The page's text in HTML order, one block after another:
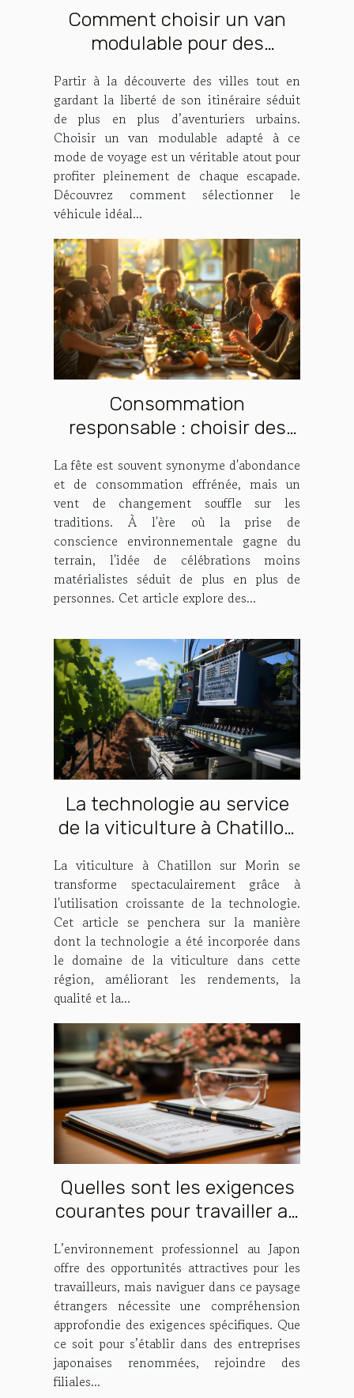
Comment choisir un van
modulable pour des
Partir à la découverte des villes tout en
gardant la liberté de son itinéraire séduit
de plus en plus d’aventuriers urbains.
Choisir un van modulable adapté à ce
mode de voyage est un véritable atout pour
profiter pleinement de chaque escapade.
Découvrez comment sélectionner le
véhicule idéal...
Consommation
responsable : choisir des
La fête est souvent synonyme d'abondance
et de consommation effrénée, mais un
vent de changement souffle sur les
traditions. À l'ère où la prise de
conscience environnementale gagne du
terrain, l'idée de célébrations moins
matérialistes séduit de plus en plus de
personnes. Cet article explore des...
La technologie au service
de la viticulture à Chatillon
La viticulture à Chatillon sur Morin se
transforme spectaculairement grâce à
l'utilisation croissante de la technologie.
Cet article se penchera sur la manière
dont la technologie a été incorporée dans
le domaine de la viticulture dans cette
région, améliorant les rendements, la
qualité et la...
Quelles sont les exigences
courantes pour travailler au
L’environnement professionnel au Japon
offre des opportunités attractives pour les
travailleurs, mais naviguer dans ce paysage
étrangers nécessite une compréhension
approfondie des exigences spécifiques. Que
ce soit pour s’établir dans des entreprises
japonaises renommées, rejoindre des
filiales...